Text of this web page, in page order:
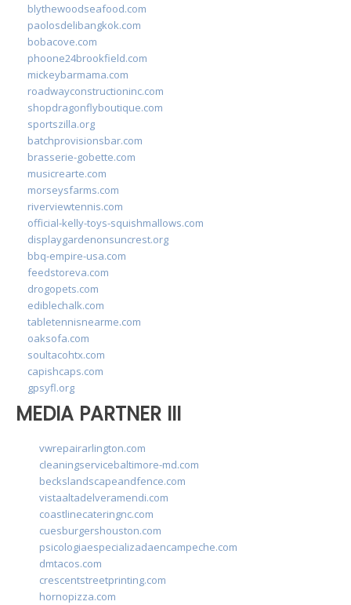
blythewoodseafood.com
paolosdelibangkok.com
bobacove.com
phoone24brookfield.com
mickeybarmama.com
roadwayconstructioninc.com
shopdragonflyboutique.com
sportszilla.org
batchprovisionsbar.com
brasserie-gobette.com
musicrearte.com
morseysfarms.com
riverviewtennis.com
official-kelly-toys-squishmallows.com
displaygardenonsuncrest.org
bbq-empire-usa.com
feedstoreva.com
drogopets.com
ediblechalk.com
tabletennisnearme.com
oaksofa.com
soultacohtx.com
capishcaps.com
gpsyfl.org
MEDIA PARTNER III
vwrepairarlington.com
cleaningservicebaltimore-md.com
beckslandscapeandfence.com
vistaaltadelveramendi.com
coastlinecateringnc.com
cuesburgershouston.com
psicologiaespecializadaencampeche.com
dmtacos.com
crescentstreetprinting.com
hornopizza.com